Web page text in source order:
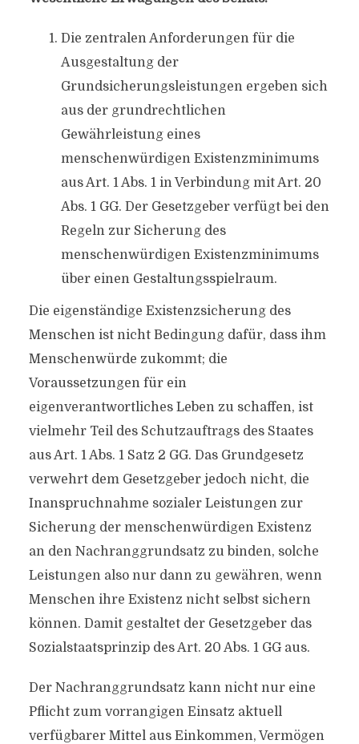
Die zentralen Anforderungen für die
Ausgestaltung der
Grundsicherungsleistungen ergeben sich
aus der grundrechtlichen
Gewährleistung eines
menschenwürdigen Existenzminimums
aus Art. 1 Abs. 1 in Verbindung mit Art. 20
Abs. 1 GG. Der Gesetzgeber verfügt bei den
Regeln zur Sicherung des
menschenwürdigen Existenzminimums
über einen Gestaltungsspielraum.
Die eigenständige Existenzsicherung des
Menschen ist nicht Bedingung dafür, dass ihm
Menschenwürde zukommt; die
Voraussetzungen für ein
eigenverantwortliches Leben zu schaffen, ist
vielmehr Teil des Schutzauftrags des Staates
aus Art. 1 Abs. 1 Satz 2 GG. Das Grundgesetz
verwehrt dem Gesetzgeber jedoch nicht, die
Inanspruchnahme sozialer Leistungen zur
Sicherung der menschenwürdigen Existenz
an den Nachranggrundsatz zu binden, solche
Leistungen also nur dann zu gewähren, wenn
Menschen ihre Existenz nicht selbst sichern
können. Damit gestaltet der Gesetzgeber das
Sozialstaatsprinzip des Art. 20 Abs. 1 GG aus.
Der Nachranggrundsatz kann nicht nur eine
Pflicht zum vorrangigen Einsatz aktuell
verfügbarer Mittel aus Einkommen, Vermögen